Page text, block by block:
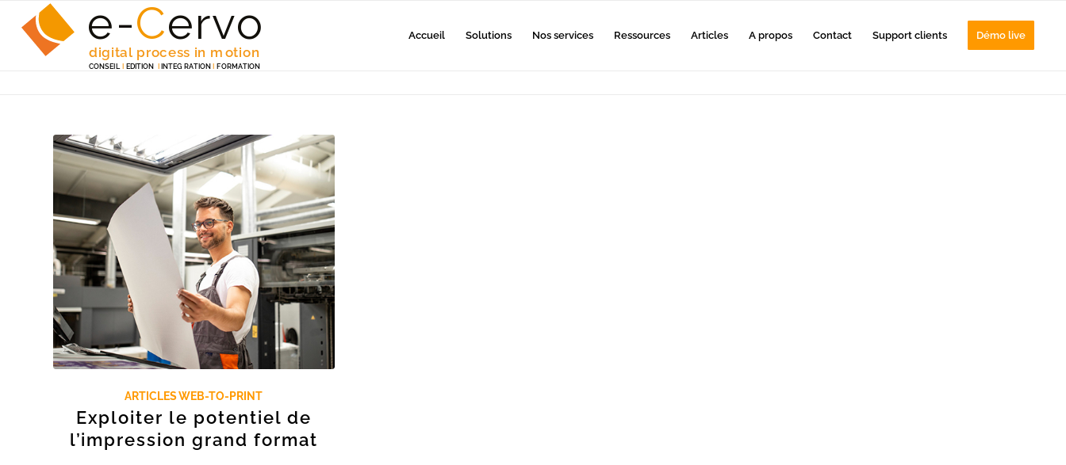
e-Cervo
digital process in motion
CONSEIL I EDITION I INTEG RATION I FORMATION
Accueil Solutions Nos services Ressources Articles A propos Contact Support clients Démo live
ARTICLES WEB-TO-PRINT
Exploiter le potentiel de
l’impression grand format